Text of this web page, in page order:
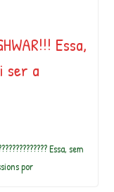
Essa,
ser a
Essa, sem
por